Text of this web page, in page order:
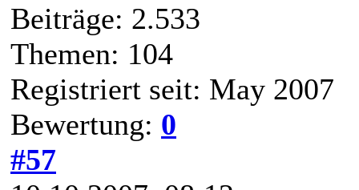
Beiträge: 2.533
Themen: 104
Registriert seit: May 2007
Bewertung: 0
#57